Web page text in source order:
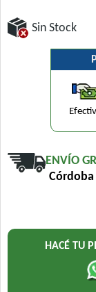
Sin Stock
ENVÍO
HACÉ TU